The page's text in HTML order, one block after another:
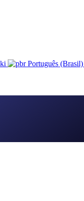
Português (Brasil)